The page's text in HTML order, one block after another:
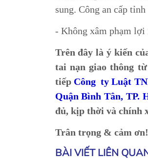
sung. Công an cấp
- Không xâm phạm lợi
Trên đây là ý kiến
tai nạn giao thông từ
tiếp Công ty Luật
Quận Bình Tân, TP.
đủ, kịp thời và chính
Trân trọng & cảm ơn!
BÀI VIẾT LIÊN